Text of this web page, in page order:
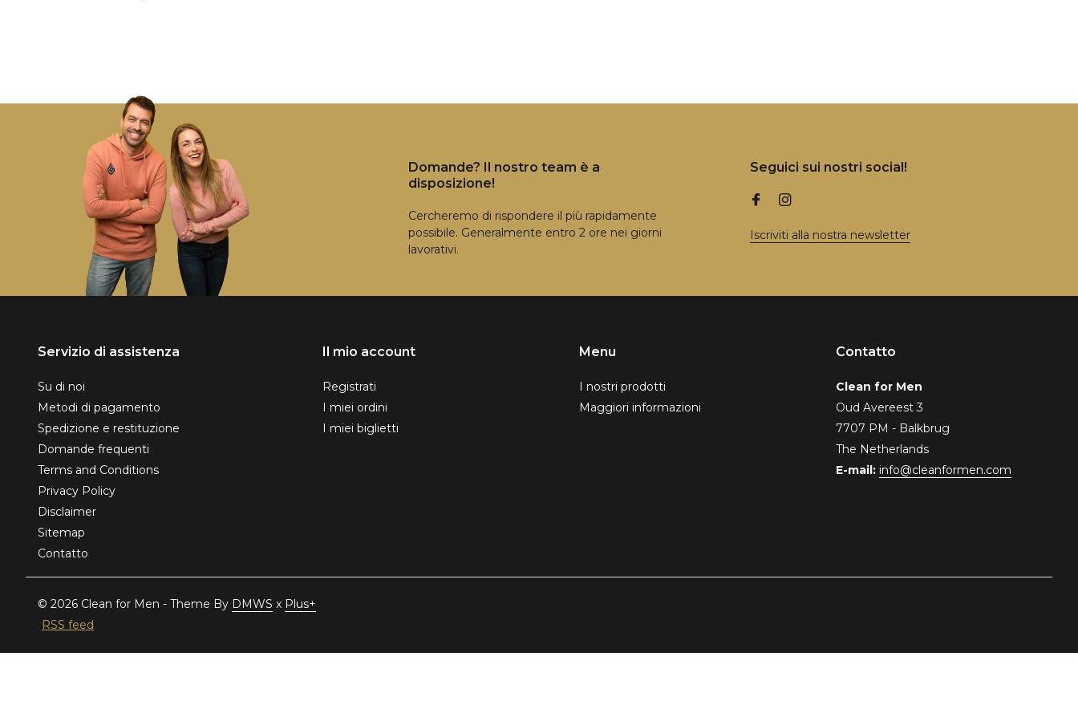
Domande? Il nostro team è a
disposizione!
Cercheremo di rispondere il più rapidamente
possibile. Generalmente entro 2 ore nei giorni
lavorativi.
Seguici sui nostri social!
Iscriviti alla nostra newsletter
Servizio di assistenza
Su di noi
Metodi di pagamento
Spedizione e restituzione
Domande frequenti
Terms and Conditions
Privacy Policy
Disclaimer
Sitemap
Contatto
Il mio account
Registrati
I miei ordini
I miei biglietti
Menu
I nostri prodotti
Maggiori informazioni
Contatto
Clean for Men
Oud Avereest 3
7707 PM - Balkbrug
The Netherlands
E-mail: info@cleanformen.com
© 2026 Clean for Men - Theme By DMWS x Plus+
RSS feed